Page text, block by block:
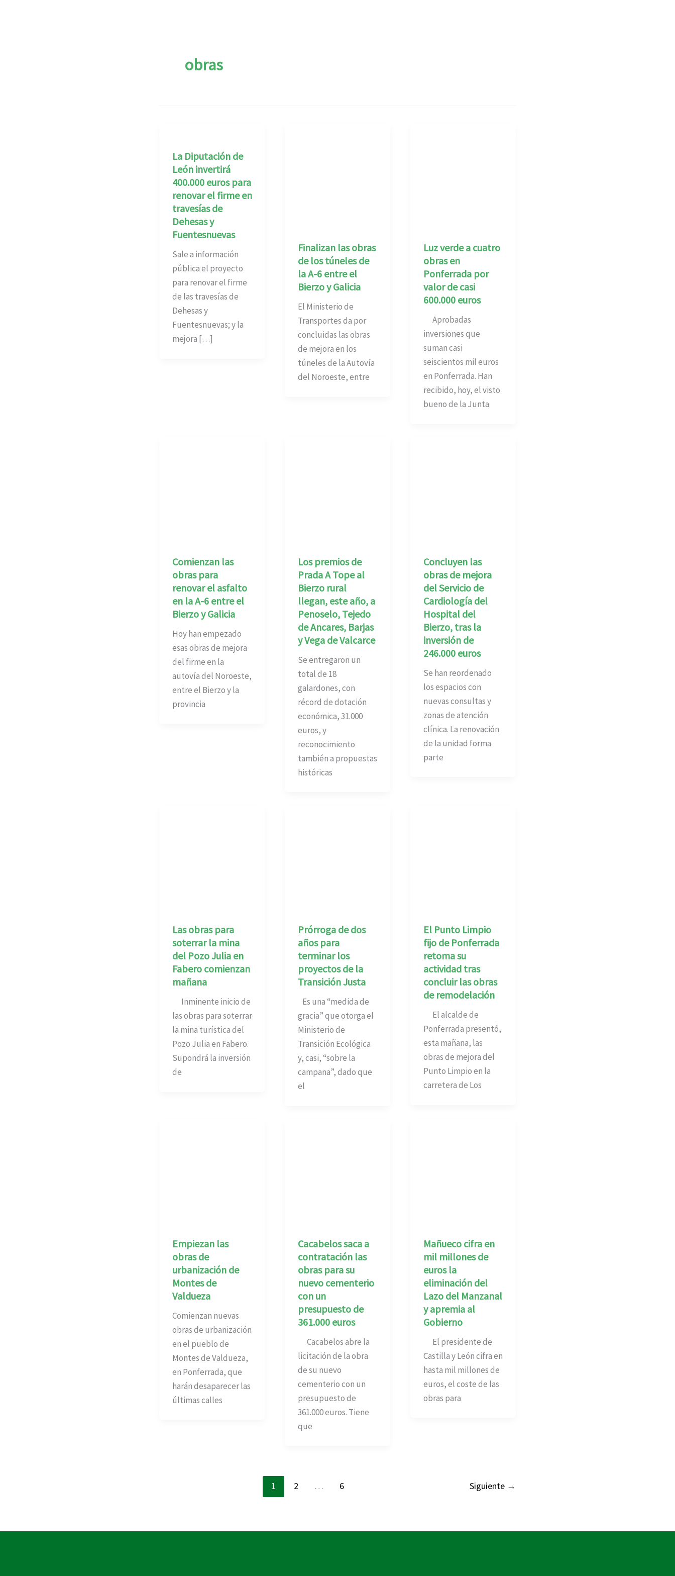
obras
La Diputación de
León invertirá
400.000 euros para
renovar el firme en
travesías de
Dehesas y
Fuentesnuevas
Sale a información
pública el proyecto
para renovar el firme
de las travesías de
Dehesas y
Fuentesnuevas; y la
mejora […]
Finalizan las obras
de los túneles de
la A-6 entre el
Bierzo y Galicia
El Ministerio de
Transportes da por
concluidas las obras
de mejora en los
túneles de la Autovía
del Noroeste, entre
Luz verde a cuatro
obras en
Ponferrada por
valor de casi
600.000 euros
Aprobadas
inversiones que
suman casi
seiscientos mil euros
en Ponferrada. Han
recibido, hoy, el visto
bueno de la Junta
Comienzan las
obras para
renovar el asfalto
en la A-6 entre el
Bierzo y Galicia
Hoy han empezado
esas obras de mejora
del firme en la
autovía del Noroeste,
entre el Bierzo y la
provincia
Los premios de
Prada A Tope al
Bierzo rural
llegan, este año, a
Penoselo, Tejedo
de Ancares, Barjas
y Vega de Valcarce
Se entregaron un
total de 18
galardones, con
récord de dotación
económica, 31.000
euros, y
reconocimiento
también a propuestas
históricas
Concluyen las
obras de mejora
del Servicio de
Cardiología del
Hospital del
Bierzo, tras la
inversión de
246.000 euros
Se han reordenado
los espacios con
nuevas consultas y
zonas de atención
clínica. La renovación
de la unidad forma
parte
Las obras para
soterrar la mina
del Pozo Julia en
Fabero comienzan
mañana
Inminente inicio de
las obras para soterrar
la mina turística del
Pozo Julia en Fabero.
Supondrá la inversión
de
Prórroga de dos
años para
terminar los
proyectos de la
Transición Justa
Es una “medida de
gracia” que otorga el
Ministerio de
Transición Ecológica
y, casi, “sobre la
campana”, dado que
el
El Punto Limpio
fijo de Ponferrada
retoma su
actividad tras
concluir las obras
de remodelación
El alcalde de
Ponferrada presentó,
esta mañana, las
obras de mejora del
Punto Limpio en la
carretera de Los
Empiezan las
obras de
urbanización de
Montes de
Valdueza
Comienzan nuevas
obras de urbanización
en el pueblo de
Montes de Valdueza,
en Ponferrada, que
harán desaparecer las
últimas calles
Cacabelos saca a
contratación las
obras para su
nuevo cementerio
con un
presupuesto de
361.000 euros
Cacabelos abre la
licitación de la obra
de su nuevo
cementerio con un
presupuesto de
361.000 euros. Tiene
que
Mañueco cifra en
mil millones de
euros la
eliminación del
Lazo del Manzanal
y apremia al
Gobierno
El presidente de
Castilla y León cifra en
hasta mil millones de
euros, el coste de las
obras para
1 2 … 6 Siguiente →